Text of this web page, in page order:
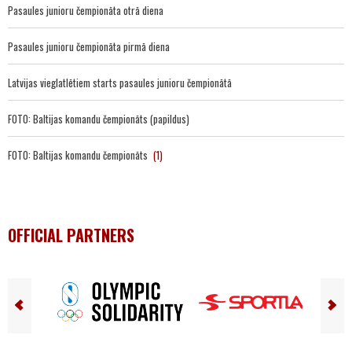
Pasaules junioru čempionāta otrā diena
Pasaules junioru čempionāta pirmā diena
Latvijas vieglatlētiem starts pasaules junioru čempionātā
FOTO: Baltijas komandu čempionāts (papildus)
FOTO: Baltijas komandu čempionāts (1)
OFFICIAL PARTNERS